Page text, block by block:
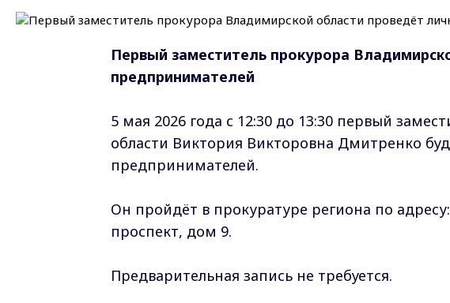
Первый заместитель прокурора
предпринимателей
5 мая 2026 года с 12:30 до 13:30 первый
области Виктория Викторовна Дмитренко
предпринимателей.
Он пройдёт в прокуратуре региона по
проспект, дом 9.
Предварительная запись не требуется.